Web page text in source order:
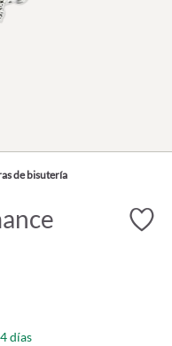
de bisutería
días